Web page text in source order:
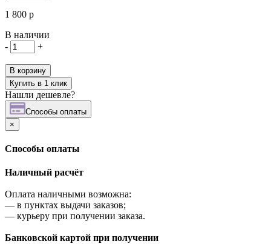
1 800 р
В наличии
-
+
В корзину
Купить в 1 клик
Нашли дешевле?
Cпособы оплаты
×
Cпособы оплаты
Наличный расчёт
Оплата наличными возможна:
— в пунктах выдачи заказов;
— курьеру при получении заказа.
Банковской картой при получении